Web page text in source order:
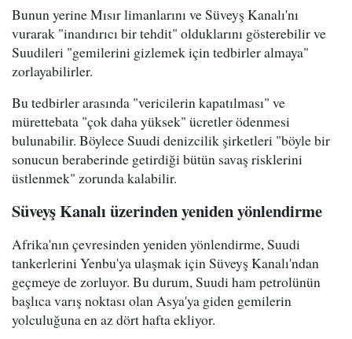
Bunun yerine Mısır limanlarını ve Süveyş Kanalı'nı
vurarak "inandırıcı bir tehdit" olduklarını gösterebilir ve
Suudileri "gemilerini gizlemek için tedbirler almaya"
zorlayabilirler.
Bu tedbirler arasında "vericilerin kapatılması" ve
mürettebata "çok daha yüksek" ücretler ödenmesi
bulunabilir. Böylece Suudi denizcilik şirketleri "böyle bir
sonucun beraberinde getirdiği bütün savaş risklerini
üstlenmek" zorunda kalabilir.
Süveyş Kanalı üzerinden yeniden yönlendirme
Afrika'nın çevresinden yeniden yönlendirme, Suudi
tankerlerini Yenbu'ya ulaşmak için Süveyş Kanalı'ndan
geçmeye de zorluyor. Bu durum, Suudi ham petrolünün
başlıca varış noktası olan Asya'ya giden gemilerin
yolculuğuna en az dört hafta ekliyor.